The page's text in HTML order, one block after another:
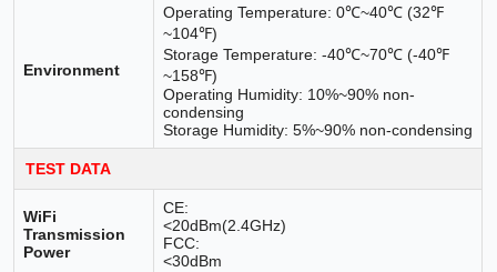
Environment
Operating Temperature: 0℃~40℃ (32℉
~104℉)
Storage Temperature: -40℃~70℃ (-40℉
~158℉)
Operating Humidity: 10%~90% non-
condensing
Storage Humidity: 5%~90% non-condensing
TEST DATA
WiFi
Transmission
Power
CE:
<20dBm(2.4GHz)
FCC:
<30dBm